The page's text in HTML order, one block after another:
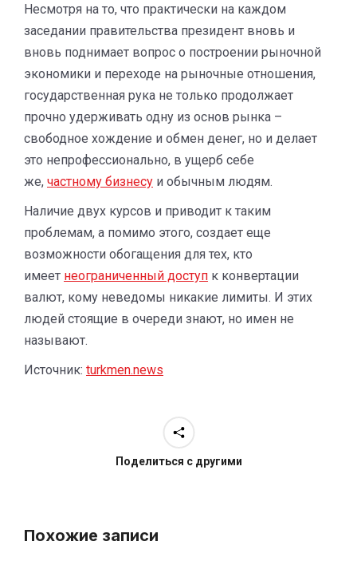
Несмотря на то, что практически на каждом
заседании правительства президент вновь и
вновь поднимает вопрос о построении рыночной
экономики и переходе на рыночные отношения,
государственная рука не только продолжает
прочно удерживать одну из основ рынка –
свободное хождение и обмен денег, но и делает
это непрофессионально, в ущерб себе
же, частному бизнесу и обычным людям.
Наличие двух курсов и приводит к таким
проблемам, а помимо этого, создает еще
возможности обогащения для тех, кто
имеет неограниченный доступ к конвертации
валют, кому неведомы никакие лимиты. И этих
людей стоящие в очереди знают, но имен не
называют.
Источник: turkmen.news
Поделиться с другими
Похожие записи